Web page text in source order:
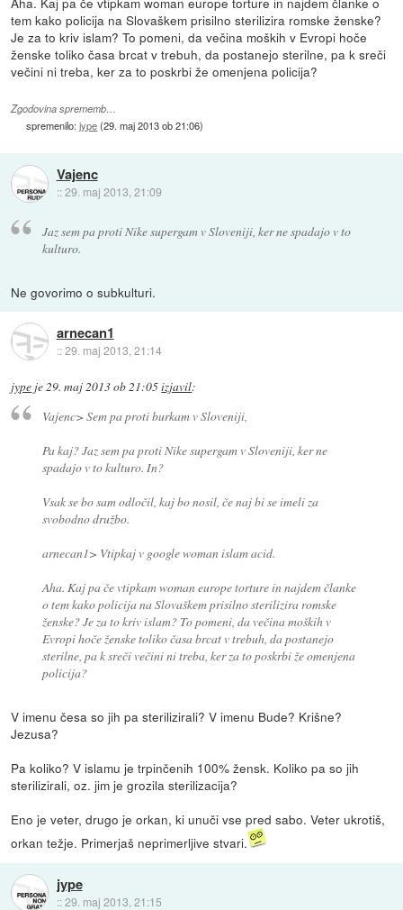
tem kako policija na Slovaškem prisilno sterilizira romske ženske?
Je za to kriv islam? To pomeni, da večina moških v Evropi hoče
ženske toliko časa brcat v trebuh, da postanejo sterilne, pa k sreči
večini ni treba, ker za to poskrbi že omenjena policija?
Zgodovina sprememb…
spremenilo:jype(29. maj 2013 ob 21:06)
Vajenc
::29. maj 2013, 21:09
Jaz sem pa proti Nike supergam v Sloveniji, ker ne spadajo v to
kulturo.
Ne govorimo o subkulturi.
arnecan1
::29. maj 2013, 21:14
jype je29. maj 2013 ob 21:05izjavil:
Vajenc> Sem pa proti burkam v Sloveniji,
Pa kaj? Jaz sem pa proti Nike supergam v Sloveniji, ker ne
spadajo v to kulturo. In?
Vsak se bo sam odločil, kaj bo nosil, če naj bi se imeli za
svobodno družbo.
arnecan1> Vtipkaj v google woman islam acid.
Aha. Kaj pa če vtipkam woman europe torture in najdem članke
o tem kako policija na Slovaškem prisilno sterilizira romske
ženske? Je za to kriv islam? To pomeni, da večina moških v
Evropi hoče ženske toliko časa brcat v trebuh, da postanejo
sterilne, pa k sreči večini ni treba, ker za to poskrbi že omenjena
policija?
V imenu česa so jih pa sterilizirali? V imenu Bude? Krišne?
Jezusa?
Pa koliko? V islamu je trpinčenih 100% žensk. Koliko pa so jih
sterilizirali, oz. jim je grozila sterilizacija?
Eno je veter, drugo je orkan, ki unuči vse pred sabo. Veter ukrotiš,
orkan težje. Primerjaš neprimerljive stvari.
jype
::29. maj 2013, 21:15